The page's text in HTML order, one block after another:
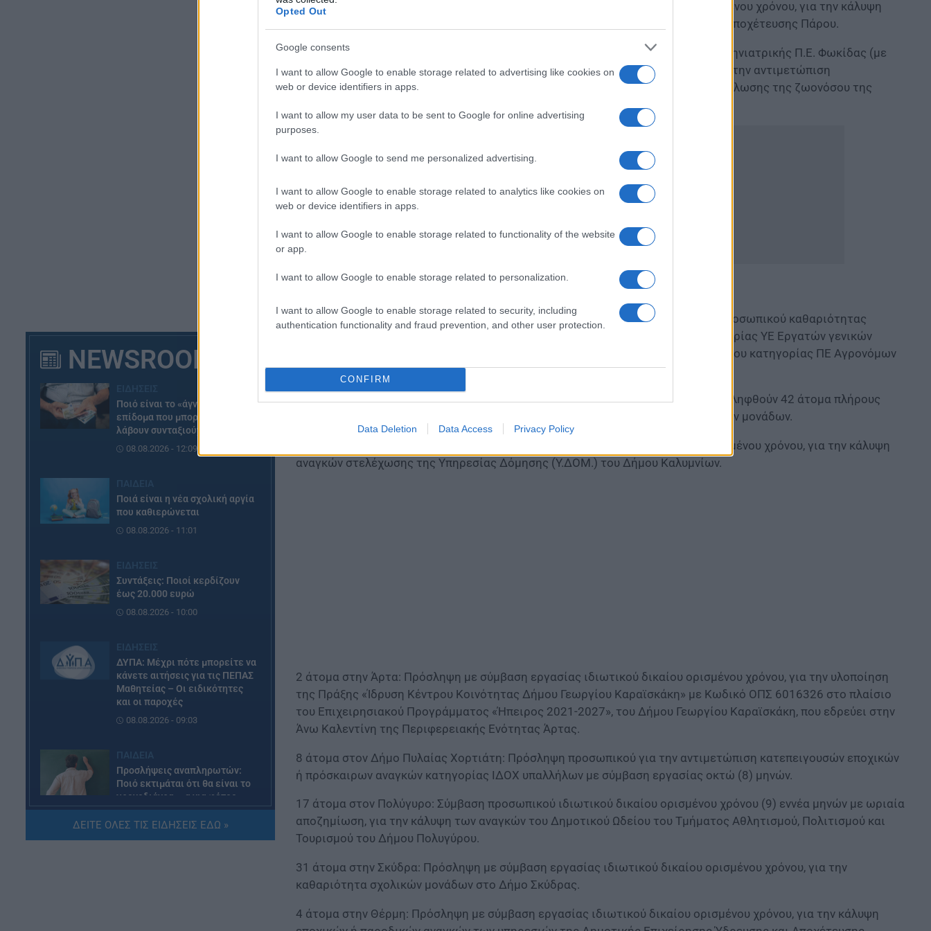
Opted Out
Google consents
I want to allow Google to enable storage related to advertising like cookies on
web or device identifiers in apps.
I want to allow my user data to be sent to Google for online advertising
purposes.
I want to allow Google to send me personalized advertising.
I want to allow Google to enable storage related to analytics like cookies on
web or device identifiers in apps.
I want to allow Google to enable storage related to functionality of the website
or app.
I want to allow Google to enable storage related to personalization.
I want to allow Google to enable storage related to security, including
authentication functionality and fraud prevention, and other user protection.
CONFIRM
Data Deletion Data Access Privacy Policy
NEWSROOM
Ποιό είναι το «άγνωστο»
επίδομα που μπορούν να
λάβουν συνταξιούχοι
08.08.2026 - 12:09
Ποιά είναι η νέα σχολική αργία
που καθιερώνεται
08.08.2026 - 11:01
Συντάξεις: Ποιοί κερδίζουν
έως 20.000 ευρώ
08.08.2026 - 10:00
ΔΥΠΑ: Μέχρι πότε μπορείτε να
κάνετε αιτήσεις για τις ΠΕΠΑΣ
Μαθητείας – Οι ειδικότητες
και οι παροχές
08.08.2026 - 09:03
Προσλήψεις αναπληρωτών:
Ποιό εκτιμάται ότι θα είναι το
χρονοδιάγραμμα για φέτος
ΔΕΙΤΕ ΟΛΕΣ ΤΙΣ ΕΙΔΗΣΕΙΣ ΕΔΩ »
17 άτομα στον Πάρο: Πρόσληψη, με σύμβαση εργασίας ιδιωτικού δικαίου ορισμένου χρόνου, για την κάλυψη
αναγκών (ανταποδοτικού χαρακτήρα) της Δημοτικής Επιχείρησης Ύδρευσης – Αποχέτευσης Πάρου.
4 άτομα στην Άμφισσα: Πρόσληψη στην Διεύθυνση Αγροτικής Οικονομίας και Κτηνιατρικής Π.Ε. Φωκίδας (με
έδρα την Άμφισσα), με σύμβαση εργασίας ορισμένου χρόνου οκτώ (8) μηνών για την αντιμετώπιση
απρόβλεπτων και επειγουσών αναγκών λόγω του επαπειλούμενου κινδύνου εξάπλωσης της ζωονόσου της
211 άτομα στην Χαλκίδα: Άμεση πρόσληψη 75 ατόμων κατηγορίας ΥΕ κλάδου προσωπικού καθαριότητας
εξωτερικών χώρων ειδικότητας Συνοδών απορριμματοφόρου, 7 ατόμων κατηγορίας ΥΕ Εργατών γενικών
καθηκόντων, 9 ατόμων κατηγορίας ΔΕ Διοικητικού-Λογιστικού και ενός (1) ατόμου κατηγορίας ΠΕ Αγρονόμων
Τοπογράφων Μηχανικών.
Παράλληλα, εε σύμβαση εργασίας ιδιωτικού δικαίου ορισμένου χρόνου, θα προσληφθούν 42 άτομα πλήρους
απασχόλησης και 77 άτομα μερικής απασχόλησης, για την καθαριότητα σχολικών μονάδων.
4 άτομα στην Κάλυμνο: Πρόσληψη με σύμβαση εργασίας ιδιωτικού δικαίου ορισμένου χρόνου, για την κάλυψη
αναγκών στελέχωσης της Υπηρεσίας Δόμησης (Υ.ΔΟΜ.) του Δήμου Καλυμνίων.
2 άτομα στην Άρτα: Πρόσληψη με σύμβαση εργασίας ιδιωτικού δικαίου ορισμένου χρόνου, για την υλοποίηση
της Πράξης «Ίδρυση Κέντρου Κοινότητας Δήμου Γεωργίου Καραϊσκάκη» με Κωδικό ΟΠΣ 6016326 στο πλαίσιο
του Επιχειρησιακού Προγράμματος «Ήπειρος 2021-2027», του Δήμου Γεωργίου Καραϊσκάκη, που εδρεύει στην
Άνω Καλεντίνη της Περιφερειακής Ενότητας Άρτας.
8 άτομα στον Δήμο Πυλαίας Χορτιάτη: Πρόσληψη προσωπικού για την αντιμετώπιση κατεπειγουσών εποχικών
ή πρόσκαιρων αναγκών κατηγορίας ΙΔΟΧ υπαλλήλων με σύμβαση εργασίας οκτώ (8) μηνών.
17 άτομα στον Πολύγυρο: Σύμβαση προσωπικού ιδιωτικού δικαίου ορισμένου χρόνου (9) εννέα μηνών με ωριαία
αποζημίωση, για την κάλυψη των αναγκών του Δημοτικού Ωδείου του Τμήματος Αθλητισμού, Πολιτισμού και
Τουρισμού του Δήμου Πολυγύρου.
31 άτομα στην Σκύδρα: Πρόσληψη με σύμβαση εργασίας ιδιωτικού δικαίου ορισμένου χρόνου, για την
καθαριότητα σχολικών μονάδων στο Δήμο Σκύδρας.
4 άτομα στην Θέρμη: Πρόσληψη με σύμβαση εργασίας ιδιωτικού δικαίου ορισμένου χρόνου, για την κάλυψη